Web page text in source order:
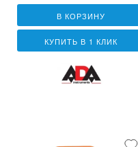
В КОРЗИНУ
КУПИТЬ В 1 КЛИК